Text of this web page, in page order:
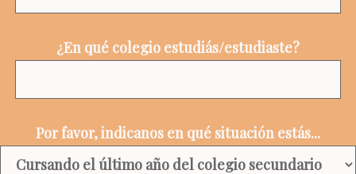
¿En qué colegio estudiás/estudiaste?
Por favor, indicanos en qué situación estás...